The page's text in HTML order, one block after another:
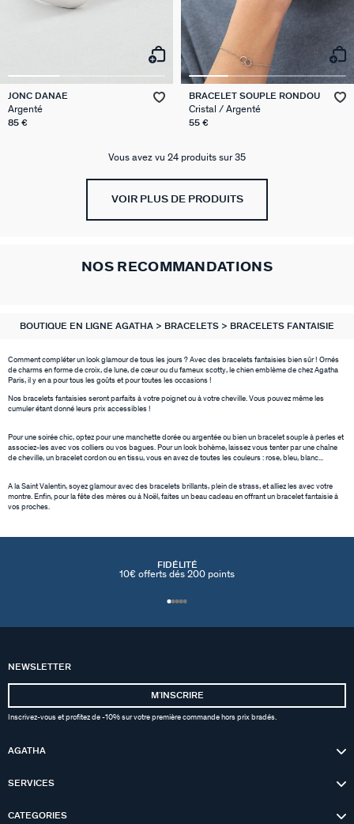
JONC DANAE
Argenté
85 €
BRACELET SOUPLE RONDOU
Cristal / Argenté
55 €
Vous avez vu 24 produits sur 35
VOIR PLUS DE PRODUITS
NOS RECOMMANDATIONS
BOUTIQUE EN LIGNE AGATHA BRACELETS BRACELETS FANTAISIE
Comment compléter un look glamour de tous les jours ? Avec des bracelets fantaisies bien sûr ! Ornés
de charms en forme de croix, de lune, de cœur ou du fameux scotty, le chien emblème de chez Agatha
Paris, il y en a pour tous les goûts et pour toutes les occasions !
Nos bracelets fantaisies seront parfaits à votre poignet ou à votre cheville. Vous pouvez même les
cumuler étant donné leurs prix accessibles !
Pour une soirée chic, optez pour une manchette dorée ou argentée ou bien un bracelet souple à perles et
associez-les avec vos colliers ou vos bagues. Pour un look bohème, laissez vous tenter par une chaîne
de cheville, un bracelet cordon ou en tissu, vous en avez de toutes les couleurs : rose, bleu, blanc...
A la Saint Valentin, soyez glamour avec des bracelets brillants, plein de strass, et alliez les avec votre
montre. Enfin, pour la fête des mères ou à Noël, faites un beau cadeau en offrant un bracelet fantaisie à
vos proches.
FIDÉLITÉ
10€ offerts dés 200 points
NEWSLETTER
MʼINSCRIRE
Inscrivez-vous et profitez de -10% sur votre première commande hors prix bradés.
AGATHA
SERVICES
CATEGORIES